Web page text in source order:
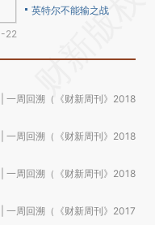
22
英特尔不能输之战
| 一周回溯（《财新周刊》2018
| 一周回溯（《财新周刊》2018
| 一周回溯（《财新周刊》2018
| 一周回溯（《财新周刊》2017